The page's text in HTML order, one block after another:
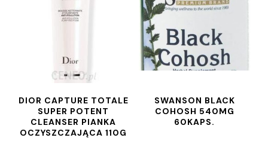
DIOR CAPTURE TOTALE
SUPER POTENT
CLEANSER PIANKA
OCZYSZCZAJĄCA 110G
SWANSON BLACK
COHOSH 540MG
60KAPS.